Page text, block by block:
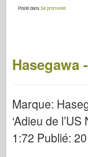
Posté dansSe promener.
Hasegawa
Marque:
‘Adieu de
1:72 Publié: